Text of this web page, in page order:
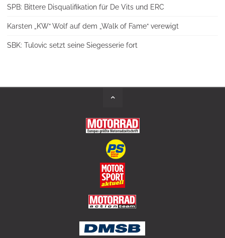
SPB: Bittere Disqualifikation für De Vits und ERC
Karsten „KW“ Wolf auf dem „Walk of Fame“ verewigt
SBK: Tulovic setzt seine Siegesserie fort
Back